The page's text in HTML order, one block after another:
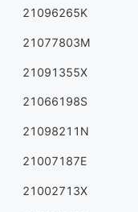
21096265K
21077803M
21091355X
21066198S
21098211N
21007187E
21002713X